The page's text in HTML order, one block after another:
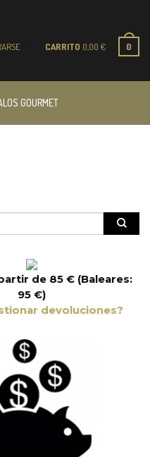
CARRITO 0,00 € 0
GOURMET
de 85 € (Baleares:
95 €)
devoluciones?